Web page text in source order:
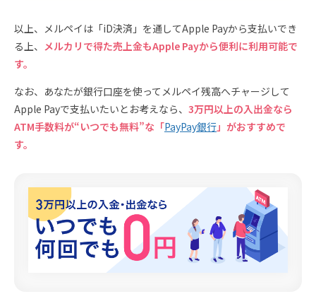
以上、メルペイは「iD決済」を通してApple Payから支払いでき
る上、 メルカリで得た売上金もApple Payから便利に利用可能で
す。
なお、あなたが銀行口座を使ってメルペイ残高へチャージして
Apple Payで支払いたいとお考えなら、 3万円以上の入出金なら
ATM手数料が“いつでも無料”な「PayPay銀行」がおすすめで
す。